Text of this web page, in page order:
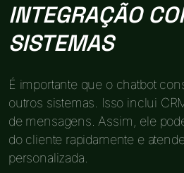
INTEGRAÇÃO
SISTEMAS
É importante que o chatbot
outros sistemas. Isso inclui
de mensagens. Assim, ele
do cliente rapidamente e
personalizada.